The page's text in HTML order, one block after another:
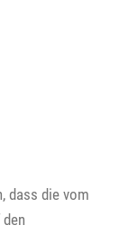
dass die vom